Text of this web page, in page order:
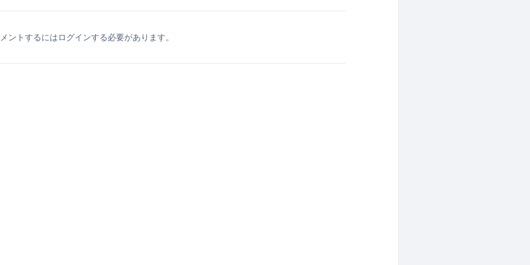
ントするにはログインする必要があります。